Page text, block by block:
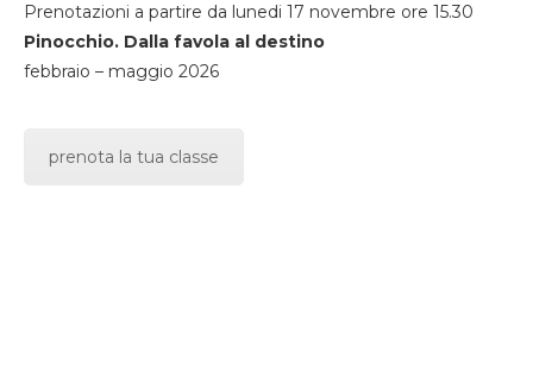
Prenotazioni a partire da lunedi 17 novembre ore 15.30
Pinocchio. Dalla favola al destino
febbraio – maggio 2026
prenota la tua classe